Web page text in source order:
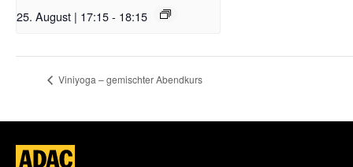
25. August | 17:15- 18:15
Viniyoga – gemischter Abendkurs